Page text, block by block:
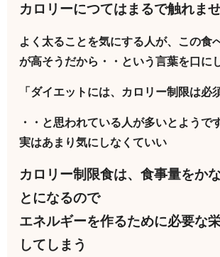
カロリーにつてはまるで触れま
よく太ることを気にする人が、この食
が高そうだから・・という言葉を口に
「ダイエットには、カロリー制限は必
・・と思われている人が多いとようで
実はあまり気にしなくていい
カロリー制限食は、食事量をか
とになるので
エネルギーを作るために必要な
してしまう